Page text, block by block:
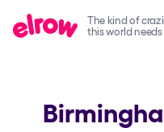
The kind of
this world needs
elrow Ibiza x